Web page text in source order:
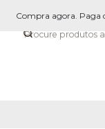
Compra agora. Paga